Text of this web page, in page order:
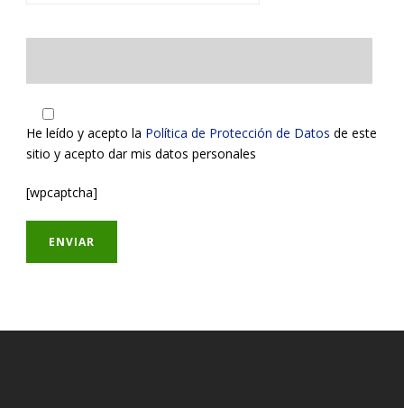
He leído y acepto la Política de Protección de Datos de este
sitio y acepto dar mis datos personales
[wpcaptcha]